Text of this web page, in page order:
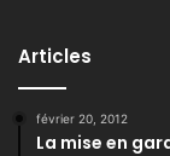
Articles
février 20, 2012
La mise en